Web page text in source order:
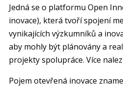
Jedná se o platformu Open
inovace), která tvoří spojení
vynikajících výzkumníků a
aby mohly být plánovány a
projekty spolupráce. Více
Pojem otevřená inovace